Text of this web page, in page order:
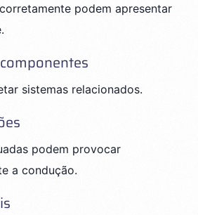
podem apresentar
sistemas relacionados.
podem provocar
a condução.